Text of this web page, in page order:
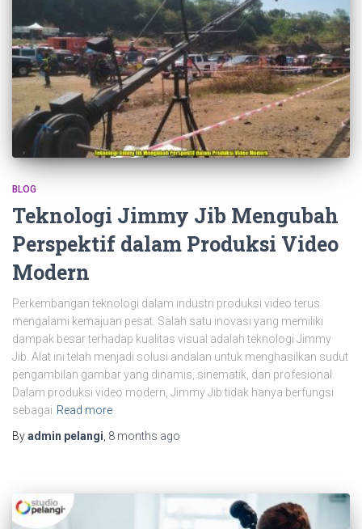
BLOG
Teknologi Jimmy Jib Mengubah
Perspektif dalam Produksi Video
Modern
Perkembangan teknologi dalam industri produksi video terus
mengalami kemajuan pesat. Salah satu inovasi yang memiliki
dampak besar terhadap kualitas visual adalah teknologi Jimmy
Jib. Alat ini telah menjadi solusi andalan untuk menghasilkan sudut
pengambilan gambar yang dinamis, sinematik, dan profesional.
Dalam produksi video modern, Jimmy Jib tidak hanya berfungsi
sebagai Read more
Byadmin pelangi 8 months ago